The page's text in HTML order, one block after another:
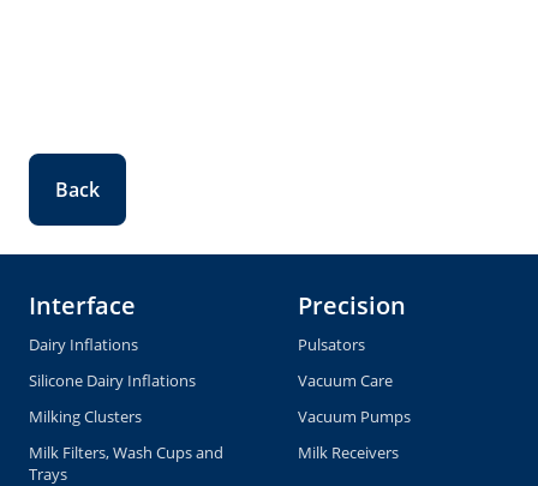
Back
Interface
Dairy Inflations
Silicone Dairy Inflations
Milking Clusters
Milk Filters, Wash Cups and
Trays
Precision
Pulsators
Vacuum Care
Vacuum Pumps
Milk Receivers